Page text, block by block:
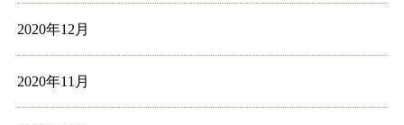
2020年12月
2020年11月